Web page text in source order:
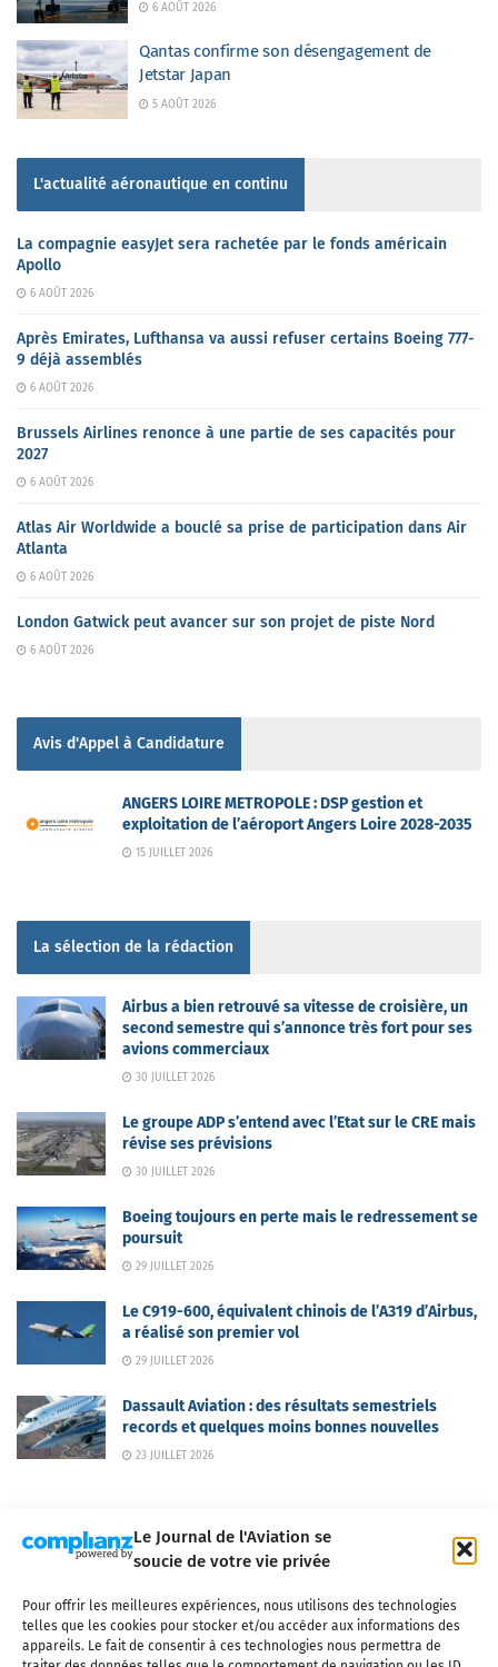
Le Journal de l'Aviation se
soucie de votre vie privée
Pour offrir les meilleures expériences, nous utilisons des technologies
telles que les cookies pour stocker et/ou accéder aux informations des
appareils. Le fait de consentir à ces technologies nous permettra de
6 AOÛT 2026
Qantas confirme son désengagement de
Jetstar Japan
5 AOÛT 2026
L'actualité aéronautique en continu
La compagnie easyJet sera rachetée par le fonds américain
Apollo
6 AOÛT 2026
Après Emirates, Lufthansa va aussi refuser certains Boeing 777-
9 déjà assemblés
6 AOÛT 2026
Brussels Airlines renonce à une partie de ses capacités pour
2027
6 AOÛT 2026
Atlas Air Worldwide a bouclé sa prise de participation dans Air
Atlanta
6 AOÛT 2026
London Gatwick peut avancer sur son projet de piste Nord
6 AOÛT 2026
Avis d'Appel à Candidature
ANGERS LOIRE METROPOLE : DSP gestion et
exploitation de l’aéroport Angers Loire 2028-2035
15 JUILLET 2026
La sélection de la rédaction
Airbus a bien retrouvé sa vitesse de croisière, un
second semestre qui s’annonce très fort pour ses
avions commerciaux
30 JUILLET 2026
Le groupe ADP s’entend avec l’Etat sur le CRE mais
révise ses prévisions
30 JUILLET 2026
Boeing toujours en perte mais le redressement se
poursuit
29 JUILLET 2026
Le C919-600, équivalent chinois de l’A319 d’Airbus,
a réalisé son premier vol
29 JUILLET 2026
Dassault Aviation : des résultats semestriels
records et quelques moins bonnes nouvelles
23 JUILLET 2026
Qui sommes-nous ? Nous contacter
Partenaires
Mentions légales
CGV Politique de confidentialité Cookies